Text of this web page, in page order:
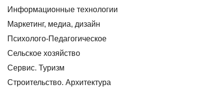
Информационные технологии
Маркетинг, медиа, дизайн
Психолого-Педагогическое
Сельское хозяйство
Сервис. Туризм
Строительство. Архитектура